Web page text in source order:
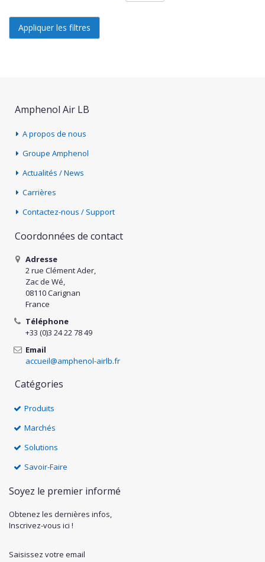
Appliquer les filtres
Amphenol Air LB
A propos de nous
Groupe Amphenol
Actualités / News
Carrières
Contactez-nous / Support
Coordonnées de contact
Adresse
2 rue Clément Ader,
Zac de Wé,
08110 Carignan
France
Téléphone
+33 (0)3 24 22 78 49
Email
accueil@amphenol-airlb.fr
Catégories
Produits
Marchés
Solutions
Savoir-Faire
Soyez le premier informé
Obtenez les dernières infos,
Inscrivez-vous ici !
Saisissez votre email